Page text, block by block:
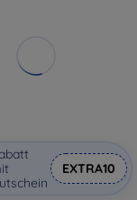
EXTRA10